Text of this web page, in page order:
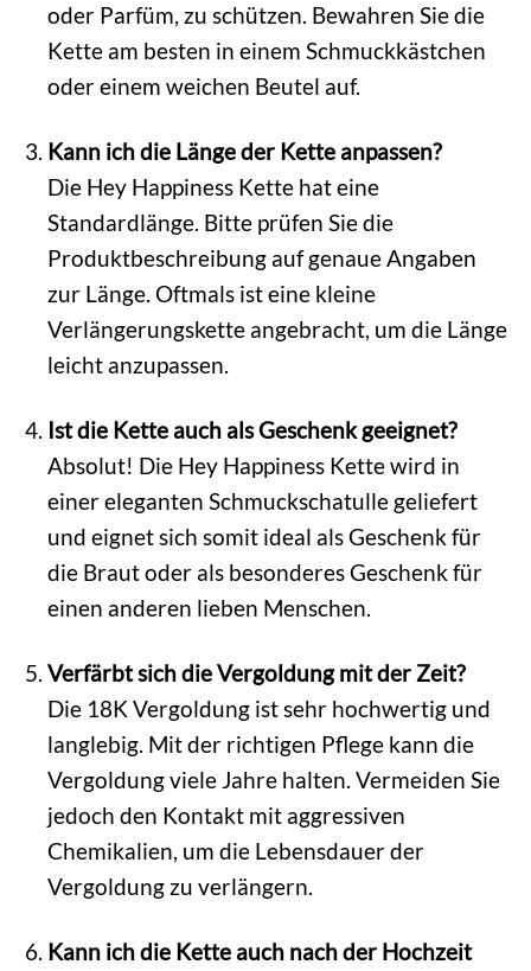
oder Parfüm, zu schützen. Bewahren Sie die
Kette am besten in einem Schmuckkästchen
oder einem weichen Beutel auf.
Kann ich die Länge der Kette anpassen?
Die Hey Happiness Kette hat eine
Standardlänge. Bitte prüfen Sie die
Produktbeschreibung auf genaue Angaben
zur Länge. Oftmals ist eine kleine
Verlängerungskette angebracht, um die Länge
leicht anzupassen.
Ist die Kette auch als Geschenk geeignet?
Absolut! Die Hey Happiness Kette wird in
einer eleganten Schmuckschatulle geliefert
und eignet sich somit ideal als Geschenk für
die Braut oder als besonderes Geschenk für
einen anderen lieben Menschen.
Verfärbt sich die Vergoldung mit der Zeit?
Die 18K Vergoldung ist sehr hochwertig und
langlebig. Mit der richtigen Pflege kann die
Vergoldung viele Jahre halten. Vermeiden Sie
jedoch den Kontakt mit aggressiven
Chemikalien, um die Lebensdauer der
Vergoldung zu verlängern.
Kann ich die Kette auch nach der Hochzeit